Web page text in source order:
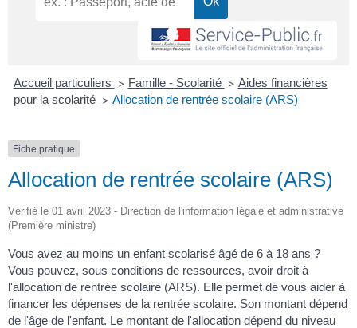
Accueil particuliers > Famille - Scolarité > Aides financières
pour la scolarité > Allocation de rentrée scolaire (ARS)
Fiche pratique
Allocation de rentrée scolaire (ARS)
Vérifié le 01 avril 2023 - Direction de l'information légale et administrative
(Première ministre)
Vous avez au moins un enfant scolarisé âgé de 6 à 18 ans ?
Vous pouvez, sous conditions de ressources, avoir droit à
l'allocation de rentrée scolaire (ARS). Elle permet de vous aider à
financer les dépenses de la rentrée scolaire. Son montant dépend
de l'âge de l'enfant. Le montant de l'allocation dépend du niveau